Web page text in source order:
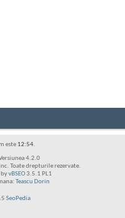
este 12:54.
4.2.0
Toate drepturile rezervate.
byvBSEO3.5.1 PL1
Teascu Dorin
SeoPedia